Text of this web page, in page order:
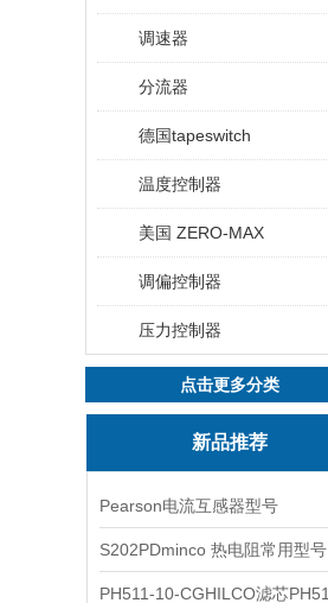
调速器
分流器
德国tapeswitch
温度控制器
美国 ZERO-MAX
调偏控制器
压力控制器
点击更多分类
新品推荐
Pearson电流互感器型号
S202PDminco 热电阻常用型号